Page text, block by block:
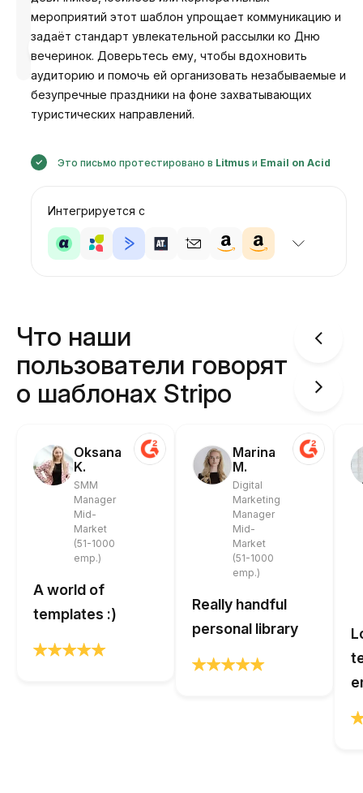
Разработано
Анастасия
мероприятий этот шаблон упрощает коммуникацию и
задаёт стандарт увлекательной рассылки ко Дню
вечеринок. Доверьтесь ему, чтобы вдохновить
аудиторию и помочь ей организовать незабываемые и
безупречные праздники на фоне захватывающих
туристических направлений.
Это письмо протестировано в Litmus и Email on Acid
Интегрируется с
Что наши
пользователи говорят
о шаблонах Stripo
Oksana
K.
SMM
Manager
Mid-
Market
(51-1000
emp.)
A world of
templates :)
Marina
M.
Digital
Marketing
Manager
Mid-
Market
(51-1000
emp.)
Really handful
personal library